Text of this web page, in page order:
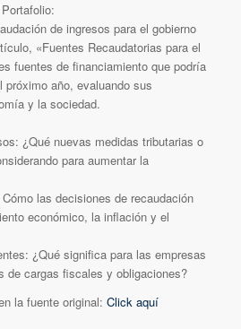
de ingresos para el gobierno
«Fuentes Recaudatorias para el
fuentes de financiamiento que podría
próximo año, evaluando sus
y la sociedad.
¿Qué nuevas medidas tributarias o
para aumentar la
las decisiones de recaudación
económico, la inflación y el
¿Qué significa para las empresas
de cargas fiscales y obligaciones?
la fuente original: Click aquí